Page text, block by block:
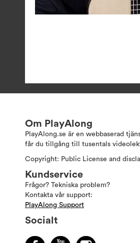
Om PlayAlong
PlayAlong.se är en webbaserad
får du tillgång till tusentals
Copyright: Public License and
Kundservice
Frågor? Tekniska problem?
Kontakta vår support:
PlayAlong Support
Socialt